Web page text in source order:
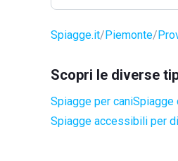
Spiagge.it Piemonte
Scopri le diverse
Spiagge per caniSpiagge
Spiagge accessibili per